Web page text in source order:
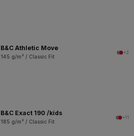
B&C Athletic Move
145 g/m² / Classic Fit
+2
B&C Exact 190 /kids
185 g/m² / Classic Fit
+11